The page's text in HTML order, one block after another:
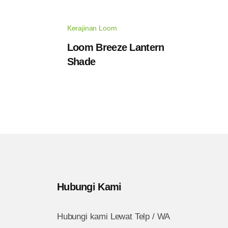
Kerajinan Loom
Loom Breeze Lantern
Shade
Hubungi Kami
Hubungi kami Lewat Telp / WA